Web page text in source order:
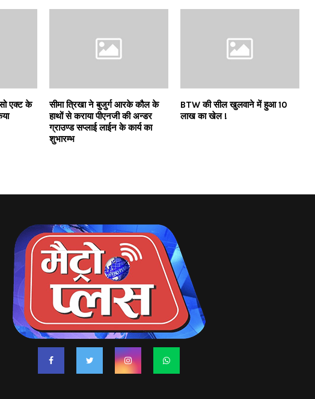
एक्ट के
सीमा त्रिखा ने बुजुर्ग आरके कौल के
हाथों से कराया पीएनजी की अन्डर
ग्राउण्ड सप्लाई लाईन के कार्य का
शुभारम्भ
BTW की सील खुलवाने में हुआ 10
लाख का खेल !